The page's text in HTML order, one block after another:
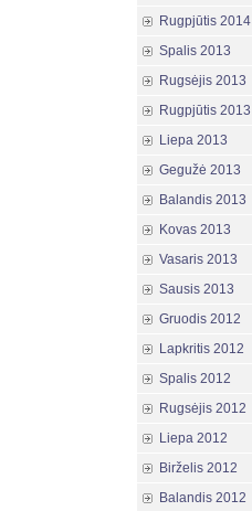
Rugpjūtis 2014
Spalis 2013
Rugsėjis 2013
Rugpjūtis 2013
Liepa 2013
Gegužė 2013
Balandis 2013
Kovas 2013
Vasaris 2013
Sausis 2013
Gruodis 2012
Lapkritis 2012
Spalis 2012
Rugsėjis 2012
Liepa 2012
Birželis 2012
Balandis 2012